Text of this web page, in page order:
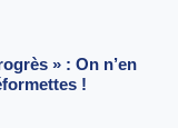
» : On n’en
!